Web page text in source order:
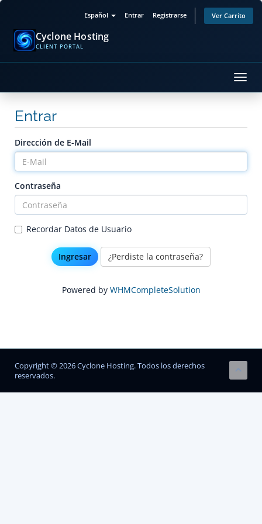
Español Entrar Registrarse Ver Carrito
Cyclone Hosting
CLIENT PORTAL
Entrar
Dirección de E-Mail
Contraseña
Recordar Datos de Usuario
¿Perdiste la contraseña?
Powered by WHMCompleteSolution
Copyright © 2026 Cyclone Hosting. Todos los derechos
reservados.